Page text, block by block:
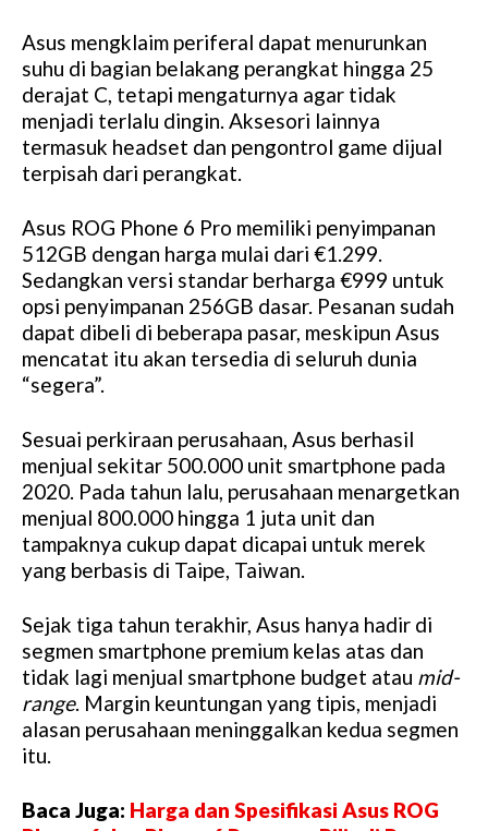
Asus mengklaim periferal dapat menurunkan
suhu di bagian belakang perangkat hingga 25
derajat C, tetapi mengaturnya agar tidak
menjadi terlalu dingin. Aksesori lainnya
termasuk headset dan pengontrol game dijual
terpisah dari perangkat.
Asus ROG Phone 6 Pro memiliki penyimpanan
512GB dengan harga mulai dari €1.299.
Sedangkan versi standar berharga €999 untuk
opsi penyimpanan 256GB dasar. Pesanan sudah
dapat dibeli di beberapa pasar, meskipun Asus
mencatat itu akan tersedia di seluruh dunia
“segera”.
Sesuai perkiraan perusahaan, Asus berhasil
menjual sekitar 500.000 unit smartphone pada
2020. Pada tahun lalu, perusahaan menargetkan
menjual 800.000 hingga 1 juta unit dan
tampaknya cukup dapat dicapai untuk merek
yang berbasis di Taipe, Taiwan.
Sejak tiga tahun terakhir, Asus hanya hadir di
segmen smartphone premium kelas atas dan
tidak lagi menjual smartphone budget atau mid-
range. Margin keuntungan yang tipis, menjadi
alasan perusahaan meninggalkan kedua segmen
itu.
Baca Juga: Harga dan Spesifikasi Asus ROG